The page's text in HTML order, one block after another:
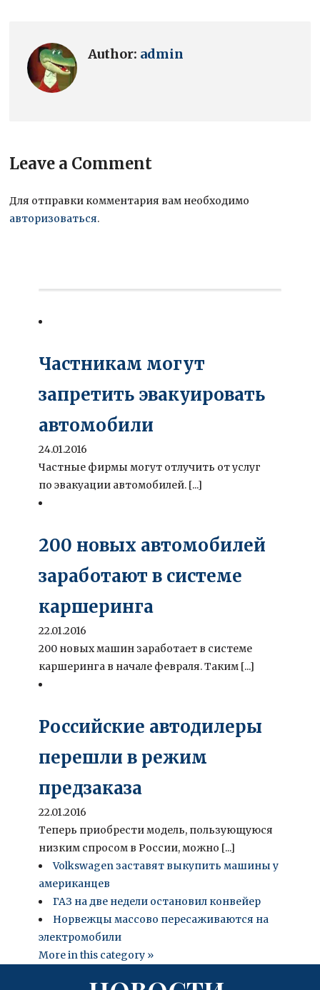
Author: admin
Leave a Comment
Для отправки комментария вам необходимо
авторизоваться.
Частникам могут
запретить эвакуировать
автомобили
24.01.2016
Частные фирмы могут отлучить от услуг
по эвакуации автомобилей. [...]
200 новых автомобилей
заработают в системе
каршеринга
22.01.2016
200 новых машин заработает в системе
каршеринга в начале февраля. Таким [...]
Российские автодилеры
перешли в режим
предзаказа
22.01.2016
Теперь приобрести модель, пользующуюся
низким спросом в России, можно [...]
Volkswagen заставят выкупить машины у
американцев
ГАЗ на две недели остановил конвейер
Норвежцы массово пересаживаются на
электромобили
More in this category »